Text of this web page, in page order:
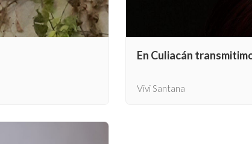
En Culiacán
Vivi Santana